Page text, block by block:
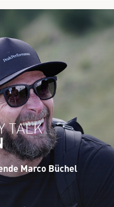
TALK
Marco Büchel